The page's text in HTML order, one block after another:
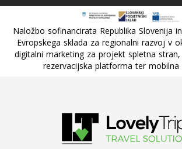
Naložbo sofinancirata Republika Slovenija
Evropskega sklada za regionalni razvoj v
digitalni marketing za projekt spletna
rezervacijska platforma ter mobilna